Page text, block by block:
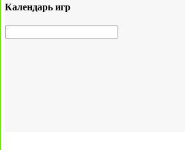
Календарь игр